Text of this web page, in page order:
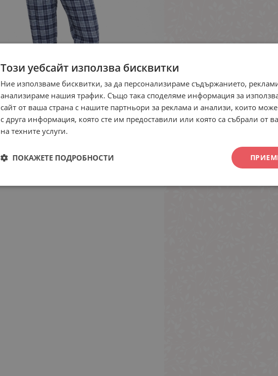
Този уебсайт използва бисквитки
Ние използваме бисквитки, за да персонализираме съдържанието,
анализираме нашия трафик. Също така споделяме информация за
сайт от ваша страна с нашите партньори за реклама и анализи, които
с друга информация, която сте им предоставили или която са събрали от
на техните услуги.
ПОКАЖЕТЕ ПОДРОБНОСТИ